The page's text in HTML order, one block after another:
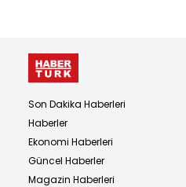
Son Dakika Haberleri
Haberler
Ekonomi Haberleri
Güncel Haberler
Magazin Haberleri